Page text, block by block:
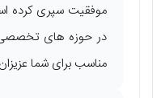
موفقیت سپری کرده
در حوزه‌ های تخصصی
مناسب برای شما